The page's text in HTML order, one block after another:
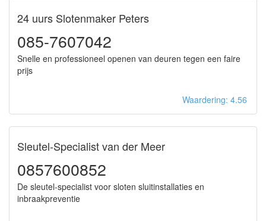
24 uurs Slotenmaker Peters
085-7607042
Snelle en professioneel openen van deuren tegen een faire
prijs
Waardering: 4.56
Sleutel-Specialist van der Meer
0857600852
De sleutel-specialist voor sloten sluitinstallaties en
inbraakpreventie